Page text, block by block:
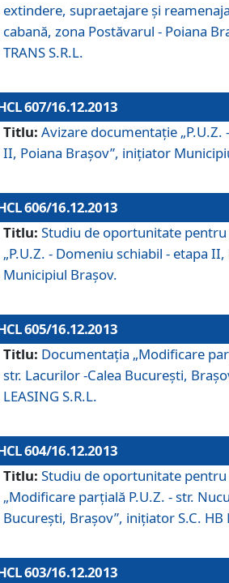
extindere, supraetajare şi
cabană, zona Postăvarul - Poiana
TRANS S.R.L.
607/16.12.2013
Titlu: Avizare documentaţie
II, Poiana Braşov”, iniţiator
606/16.12.2013
Titlu: Studiu de oportunitate
„P.U.Z. - Domeniu schiabil - etapa
Municipiul Braşov.
605/16.12.2013
Titlu: Documentaţia „Modificare
str. Lacurilor -Calea Bucureşti,
LEASING S.R.L.
604/16.12.2013
Titlu: Studiu de oportunitate
„Modificare parţială P.U.Z. - str.
Bucureşti, Braşov”, iniţiator S.C. HB
603/16.12.2013